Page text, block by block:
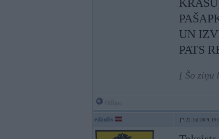
UN
PATS
[ Šo ziņu
edzulis 22. Jul 2009,